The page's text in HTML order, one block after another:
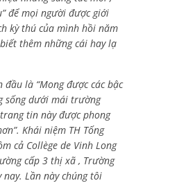
để mọi người được giới
kỳ thú của mình hồi năm
thêm những cái hay lạ
là “Mong được các bậc
sống dưới mái trường
tin này được phong
Khái niệm TH Tống
cả Collège de Vinh Long
cấp 3 thị xã , Trường
nay. Lần này chúng tôi